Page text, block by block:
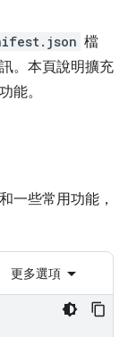
檔
。本頁說明擴充
能。
一些常用功能，
更多選項